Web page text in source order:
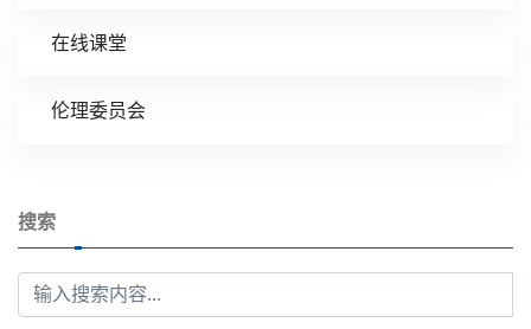
在线课堂
伦理委员会
搜索